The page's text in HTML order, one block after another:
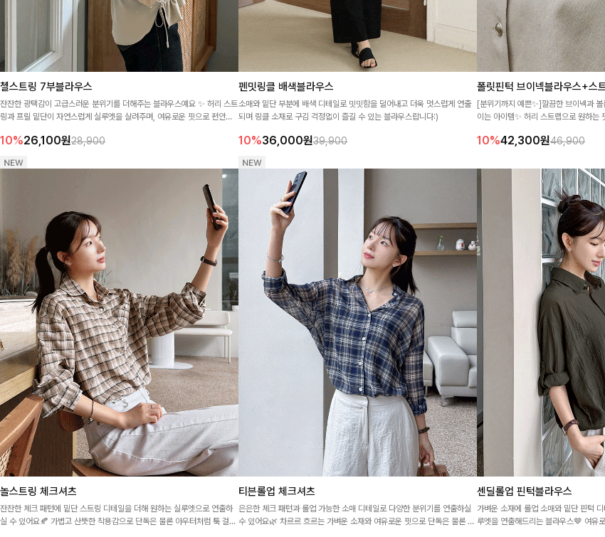
첼스트링 7부블라우스
잔잔한 광택감이 고급스러운 분위기를 더해주는 블라우스예요 ✨ 허리 스트
링과 프릴 밑단이 자연스럽게 실루엣을 살려주며, 여유로운 핏으로 편안하
10%26,100원28,900
펜밋링클 배색블라우스
소매와 밑단 부분에 배색 디테일로 밋밋함을 덜어내고 더욱 멋스럽게 연출
되며 링클 소재로 구김 걱정없이 즐길 수 있는 블라우스랍니다:)
10%36,000원39,900
폴릿핀턱 브이넥블라우스+스
[분위기까지 예쁜✨]깔끔한 브이넥과
이는 아이템✨ 허리 스트랩으로 원하는
🌸
10%42,300원46,900
놀스트링 체크셔츠
잔잔한 체크 패턴에 밑단 스트링 디테일을 더해 원하는 실루엣으로 연출하
실 수 있어요🍂 가볍고 산뜻한 착용감으로 단독은 물론 아우터처럼 툭 걸쳐
티븐롤업 체크셔츠
은은한 체크 패턴과 롤업 가능한 소매 디테일로 다양한 분위기를 연출하실
수 있어요🌿 차르르 흐르는 가벼운 소재와 여유로운 핏으로 단독은 물론 아
센딜롤업 핀턱블라우스
가벼운 소재에 롤업 소매와 밑단 핀턱
루엣을 연출해드리는 블라우스🤎 여유